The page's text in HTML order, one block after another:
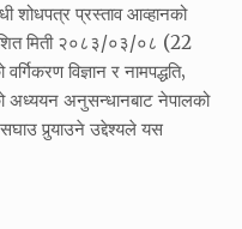
शोधपत्र प्रस्ताव आव्हानको
मिती २०८३/०३/०८ (22
विज्ञान र नामपद्धति‚
अध्ययन अनुसन्धानबाट नेपालको
पुर्‍याउने उद्देश्यले यस